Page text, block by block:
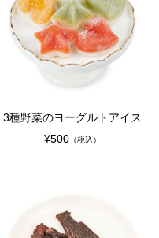
3種野菜のヨーグルトアイス
¥500（税込）